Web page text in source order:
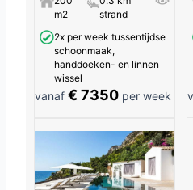
m2
strand
2x per week tussentijdse
schoonmaak,
handdoeken- en linnen
wissel
vanaf€ 7350 per week